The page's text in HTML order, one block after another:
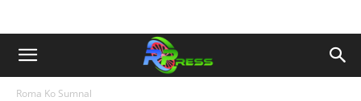
Roma Ko Sumnal